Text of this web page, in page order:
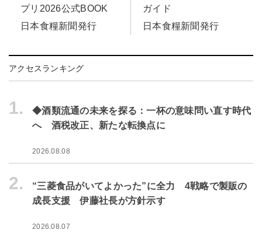
プリ2026公式BOOK
日本食糧新聞発行
ガイド
日本食糧新聞発行
アクセスランキング
1.
◆酒類流通の未来を探る：一杯の意味問い直す時代
へ 酒税改正、新たな転換点に
2026.08.08
2.
“三菱食品がいてよかった”に全力 4戦略で製販の
成長支援 伊藤社長が方針示す
2026.08.07